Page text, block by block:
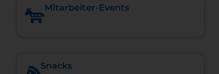
Mitarbeiter-Events
Snacks